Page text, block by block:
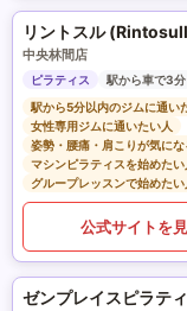
リントスル
中央林間店
ピラティス
駅から車で3分
駅から5分以内のジムに通い
女性専用ジムに通いたい人
姿勢・腰痛・肩こりが気にな
マシンピラティスを始めたい
グループレッスンで始めたい
公式サイトを
ゼンプレイスピラテ